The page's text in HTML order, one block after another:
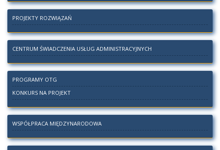
PROJEKTY ROZWIĄZAŃ
CENTRUM ŚWIADCZENIA USŁUG ADMINISTRACYJNYCH
PROGRAMY OTG
KONKURS NA PROJEKT
WSPÓŁPRACA MIĘDZYNARODOWA